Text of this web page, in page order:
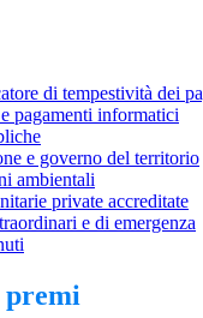
di tempestività dei
pagamenti informatici
e governo del territorio
ambientali
private accreditate
e di emergenza